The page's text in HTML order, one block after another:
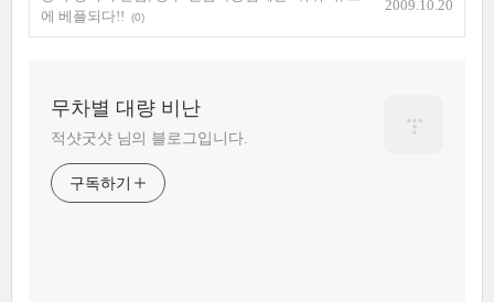
에 베플되다!!
(0)
2009.10.20
무차별 대량 비난
적샷굿샷 님의 블로그입니다.
구독하기